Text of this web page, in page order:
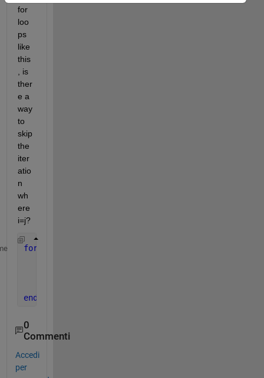
for
loo
ps
like
this
, is
ther
e a
way
to
skip
the
iter
atio
n
wh
ere
i=j?
for
end
0
Commenti
Accedi
per